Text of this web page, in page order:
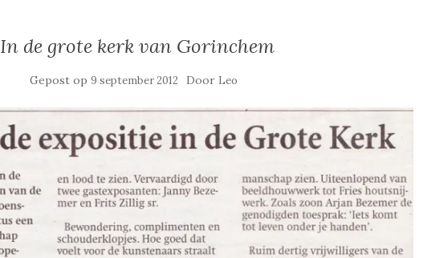
In de grote kerk van Gorinchem
Gepost op 9 september 2012 Door Leo